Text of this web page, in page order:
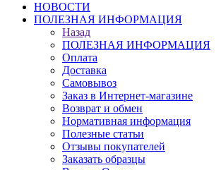
НОВОСТИ
ПОЛЕЗНАЯ ИНФОРМАЦИЯ
Назад
ПОЛЕЗНАЯ ИНФОРМАЦИЯ
Оплата
Доставка
Самовывоз
Заказ в Интернет-магазине
Возврат и обмен
Нормативная информация
Полезные статьи
Отзывы покупателей
Заказать образцы